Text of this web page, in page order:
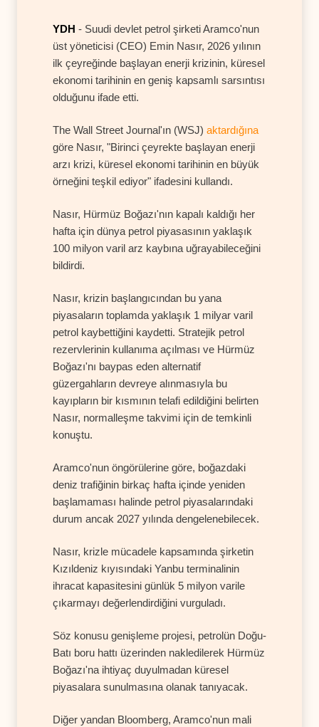
YDH - Suudi devlet petrol şirketi Aramco'nun
üst yöneticisi (CEO) Emin Nasır, 2026 yılının
ilk çeyreğinde başlayan enerji krizinin, küresel
ekonomi tarihinin en geniş kapsamlı sarsıntısı
olduğunu ifade etti.
The Wall Street Journal'ın (WSJ) aktardığına
göre Nasır, "Birinci çeyrekte başlayan enerji
arzı krizi, küresel ekonomi tarihinin en büyük
örneğini teşkil ediyor" ifadesini kullandı.
Nasır, Hürmüz Boğazı'nın kapalı kaldığı her
hafta için dünya petrol piyasasının yaklaşık
100 milyon varil arz kaybına uğrayabileceğini
bildirdi.
Nasır, krizin başlangıcından bu yana
piyasaların toplamda yaklaşık 1 milyar varil
petrol kaybettiğini kaydetti. Stratejik petrol
rezervlerinin kullanıma açılması ve Hürmüz
Boğazı'nı baypas eden alternatif
güzergahların devreye alınmasıyla bu
kayıpların bir kısmının telafi edildiğini belirten
Nasır, normalleşme takvimi için de temkinli
konuştu.
Aramco'nun öngörülerine göre, boğazdaki
deniz trafiğinin birkaç hafta içinde yeniden
başlamaması halinde petrol piyasalarındaki
durum ancak 2027 yılında dengelenebilecek.
Nasır, krizle mücadele kapsamında şirketin
Kızıldeniz kıyısındaki Yanbu terminalinin
ihracat kapasitesini günlük 5 milyon varile
çıkarmayı değerlendirdiğini vurguladı.
Söz konusu genişleme projesi, petrolün Doğu-
Batı boru hattı üzerinden nakledilerek Hürmüz
Boğazı'na ihtiyaç duyulmadan küresel
piyasalara sunulmasına olanak tanıyacak.
Diğer yandan Bloomberg, Aramco'nun mali